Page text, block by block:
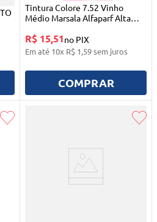
Tintura Colore 7.52 Vinho
Médio Marsala Alfaparf Alta
R$ 15,51no PIX
Em até 10x R$ 1,59sem juros
COMPRAR